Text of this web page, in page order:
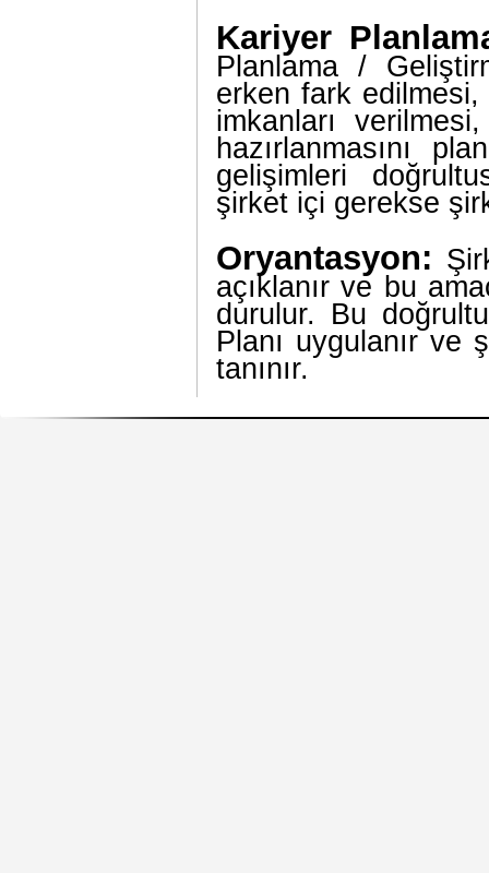
Kariyer
Planlama /
erken fark
imkanları
hazırlanmasını
gelişimleri
şirket içi gerekse
Oryantasyon:
açıklanır ve bu
durulur. Bu
Planı uygulanır ve
tanınır.